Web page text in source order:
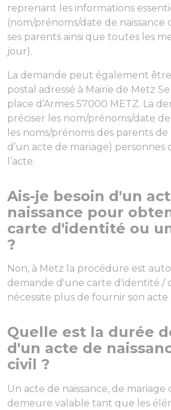
reprenant les informations
(nom/prénoms/date de naissance
ses parents ainsi que toutes les
jour).
La demande peut également
postal adressé à Mairie de Metz
place d’Armes 57000 METZ. La
préciser les nom/prénoms/date
les noms/prénoms des parents de
d’un acte de mariage) personnes
l’acte.
Ais-je besoin d'un
naissance pour
carte d'identité ou
?
Non, à Metz la procédure est
demande d'une carte d'identité /
nécessite plus de fournir son acte
Quelle est la durée
d'un acte de
civil ?
Un acte de naissance, de mariage
demeure valable tant que les